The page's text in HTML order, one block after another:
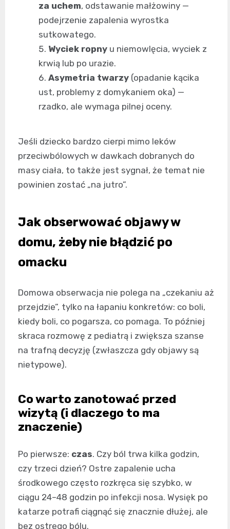
za uchem, odstawanie małżowiny —
podejrzenie zapalenia wyrostka
sutkowatego.
Wyciek ropny u niemowlęcia, wyciek z
krwią lub po urazie.
Asymetria twarzy (opadanie kącika
ust, problemy z domykaniem oka) —
rzadko, ale wymaga pilnej oceny.
Jeśli dziecko bardzo cierpi mimo leków
przeciwbólowych w dawkach dobranych do
masy ciała, to także jest sygnał, że temat nie
powinien zostać „na jutro”.
Jak obserwować objawy w
domu, żeby nie błądzić po
omacku
Domowa obserwacja nie polega na „czekaniu aż
przejdzie”, tylko na łapaniu konkretów: co boli,
kiedy boli, co pogarsza, co pomaga. To później
skraca rozmowę z pediatrą i zwiększa szanse
na trafną decyzję (zwłaszcza gdy objawy są
nietypowe).
Co warto zanotować przed
wizytą (i dlaczego to ma
znaczenie)
Po pierwsze: czas. Czy ból trwa kilka godzin,
czy trzeci dzień? Ostre zapalenie ucha
środkowego często rozkręca się szybko, w
ciągu 24–48 godzin po infekcji nosa. Wysięk po
katarze potrafi ciągnąć się znacznie dłużej, ale
bez ostrego bólu.